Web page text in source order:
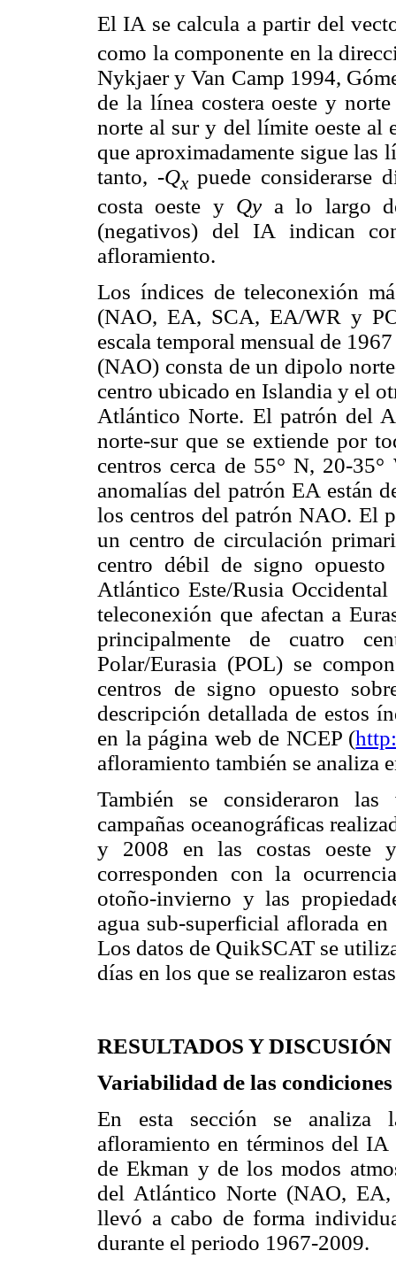
El IA se calcula a partir del
como la componente en la
Nykjaer y Van Camp 1994,
de la línea costera oeste y
norte al sur y del límite oeste al
que aproximadamente sigue las
tanto, -Qxpuede considerarse
costa oeste y Qy a lo largo
(negativos) del IA indican
afloramiento.
Los índices de teleconexión
(NAO, EA, SCA, EA/WR y
escala temporal mensual de
(NAO) consta de un dipolo
centro ubicado en Islandia y el
Atlántico Norte. El patrón del
norte-sur que se extiende por
centros cerca de 55° N, 20-
anomalías del patrón EA están
los centros del patrón NAO. El
un centro de circulación
centro débil de signo
Atlántico Este/Rusia
teleconexión que afectan a
principalmente de cuatro
Polar/Eurasia (POL) se
centros de signo opuesto
descripción detallada de estos
en la página web de NCEP (
afloramiento también se analiza
También se consideraron
campañas oceanográficas
y 2008 en las costas oeste
corresponden con la
otoño-invierno y las
agua sub-superficial aflorada
Los datos de QuikSCAT se
días en los que se realizaron
RESULTADOS Y DISCUSIÓN
Variabilidad de las
En esta sección se analiza
afloramiento en términos del
de Ekman y de los modos
del Atlántico Norte (NAO,
llevó a cabo de forma
durante el periodo 1967-2009.